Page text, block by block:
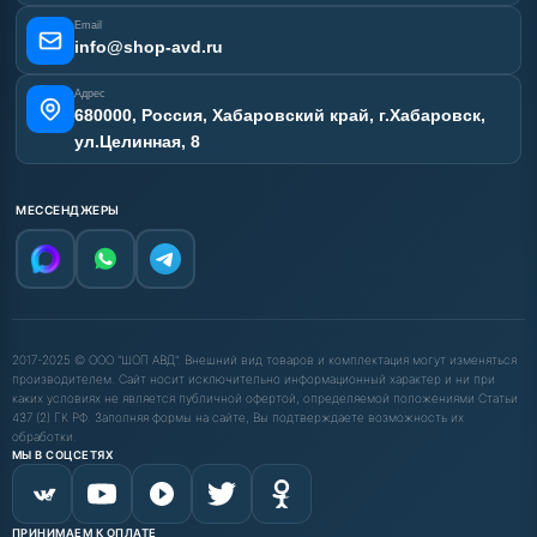
Email
info@shop-avd.ru
Адрес
680000, Россия, Хабаровский край, г.Хабаровск,
ул.Целинная, 8
МЕССЕНДЖЕРЫ
2017-2025 © ООО "ШОП АВД". Внешний вид товаров и комплектация могут изменяться
производителем. Сайт носит исключительно информационный характер и ни при
каких условиях не является публичной офертой, определяемой положениями Статьи
437 (2) ГК РФ. Заполняя формы на сайте, Вы подтверждаете возможность их
обработки.
МЫ В СОЦСЕТЯХ
ПРИНИМАЕМ К ОПЛАТЕ